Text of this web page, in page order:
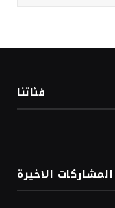
فئاتنا
المشاركات الاخيرة